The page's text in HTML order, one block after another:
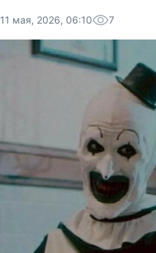
11 мая, 2026, 06:10 7